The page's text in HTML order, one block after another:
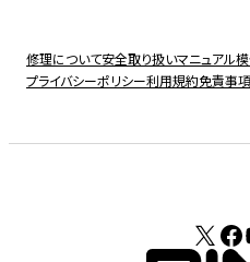
修理について安全取り扱いマニュアル
プライバシーポリシー利用規約免責事項